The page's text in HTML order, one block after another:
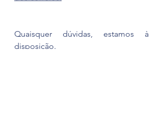
Quaisquer dúvidas, estamos à
disposição.